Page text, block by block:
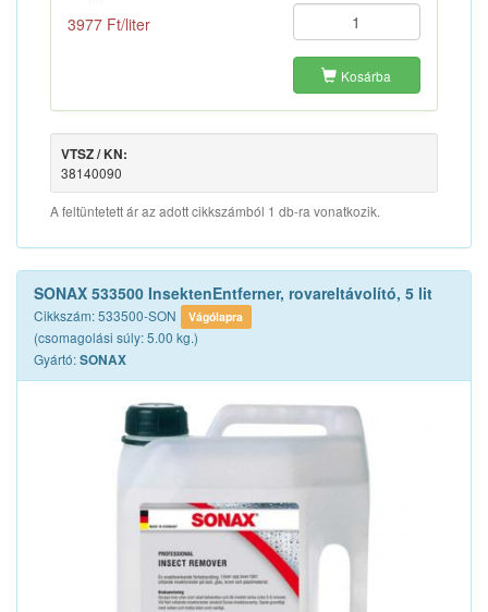
3977 Ft/liter
Kosárba
VTSZ / KN:
38140090
A feltüntetett ár az adott cikkszámból 1 db-ra vonatkozik.
SONAX 533500 InsektenEntferner, rovareltávolító, 5 lit
Cikkszám: 533500-SON Vágólapra
(csomagolási súly: 5.00 kg.)
Gyártó:SONAX